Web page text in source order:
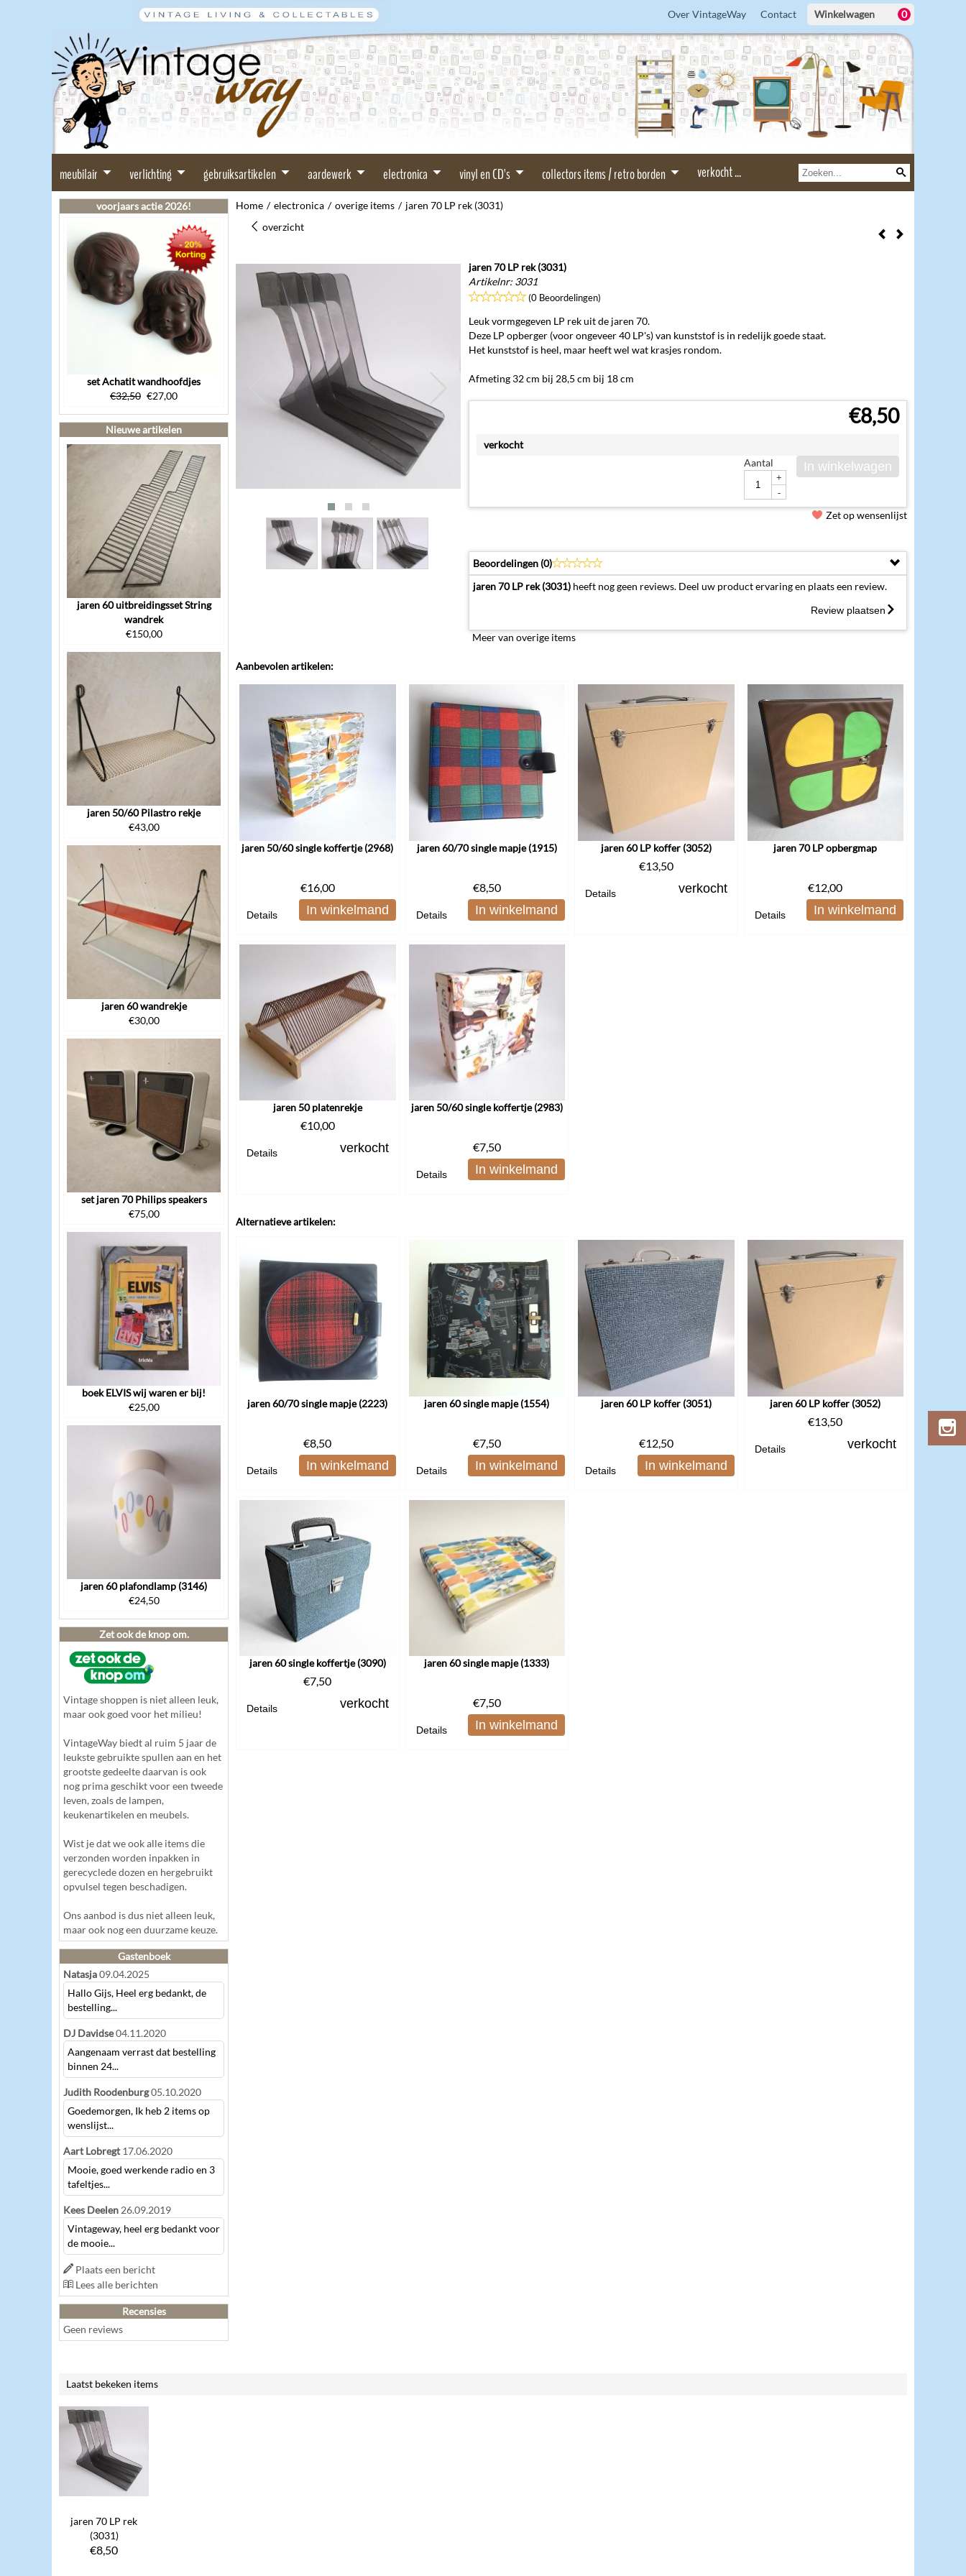
Winkelwagen 0
Over VintageWay Contact
meubilair verlichting gebruiksartikelen aardewerk electronica vinyl en CD's collectors items / retro borden verkocht ...
voorjaars actie 2026!
set Achatit wandhoofdjes
€32,50 €27,00
Nieuwe artikelen
jaren 60 uitbreidingsset String
wandrek
€150,00
jaren 50/60 Pilastro rekje
€43,00
jaren 60 wandrekje
€30,00
set jaren 70 Philips speakers
€75,00
boek ELVIS wij waren er bij!
€25,00
jaren 60 plafondlamp (3146)
€24,50
Zet ook de knop om.
Vintage shoppen is niet alleen leuk,
maar ook goed voor het milieu!
VintageWay biedt al ruim 5 jaar de
leukste gebruikte spullen aan en het
grootste gedeelte daarvan is ook
nog prima geschikt voor een tweede
leven, zoals de lampen,
keukenartikelen en meubels.
Wist je dat we ook alle items die
verzonden worden inpakken in
gerecyclede dozen en hergebruikt
opvulsel tegen beschadigen.
Ons aanbod is dus niet alleen leuk,
maar ook nog een duurzame keuze.
Gastenboek
Natasja09.04.2025
Hallo Gijs, Heel erg bedankt, de
bestelling...
DJ Davidse04.11.2020
Aangenaam verrast dat bestelling
binnen 24...
Judith Roodenburg05.10.2020
Goedemorgen, Ik heb 2 items op
wenslijst...
Aart Lobregt 17.06.2020
Mooie, goed werkende radio en 3
tafeltjes...
Kees Deelen26.09.2019
Vintageway, heel erg bedankt voor
de mooie...
Plaats een bericht
Lees alle berichten
Recensies
Geen reviews
Home / electronica / overige items / jaren 70 LP rek (3031)
overzicht
jaren 70 LP rek (3031)
Artikelnr: 3031
(0 Beoordelingen)
Leuk vormgegeven LP rek uit de jaren 70.
Deze LP opberger (voor ongeveer 40 LP's) van kunststof is in redelijk goede staat.
Het kunststof is heel, maar heeft wel wat krasjes rondom.
Afmeting 32 cm bij 28,5 cm bij 18 cm
€8,50
verkocht
Aantal
+
-
In winkelwagen
Zet op wensenlijst
Beoordelingen (0)
jaren 70 LP rek (3031) heeft nog geen reviews. Deel uw product ervaring en plaats een review.
Review plaatsen
Meer van overige items
Aanbevolen artikelen:
jaren 50/60 single koffertje (2968)
€16,00
Details In winkelmand
jaren 60/70 single mapje (1915)
€8,50
Details In winkelmand
jaren 60 LP koffer (3052)
€13,50
Details verkocht
jaren 70 LP opbergmap
€12,00
Details In winkelmand
jaren 50 platenrekje
€10,00
Details verkocht
jaren 50/60 single koffertje (2983)
€7,50
Details In winkelmand
Alternatieve artikelen:
jaren 60/70 single mapje (2223)
€8,50
Details In winkelmand
jaren 60 single mapje (1554)
€7,50
Details In winkelmand
jaren 60 LP koffer (3051)
€12,50
Details In winkelmand
jaren 60 LP koffer (3052)
€13,50
Details verkocht
jaren 60 single koffertje (3090)
€7,50
Details verkocht
jaren 60 single mapje (1333)
€7,50
Details In winkelmand
Laatst bekeken items
jaren 70 LP rek
(3031)
€8,50